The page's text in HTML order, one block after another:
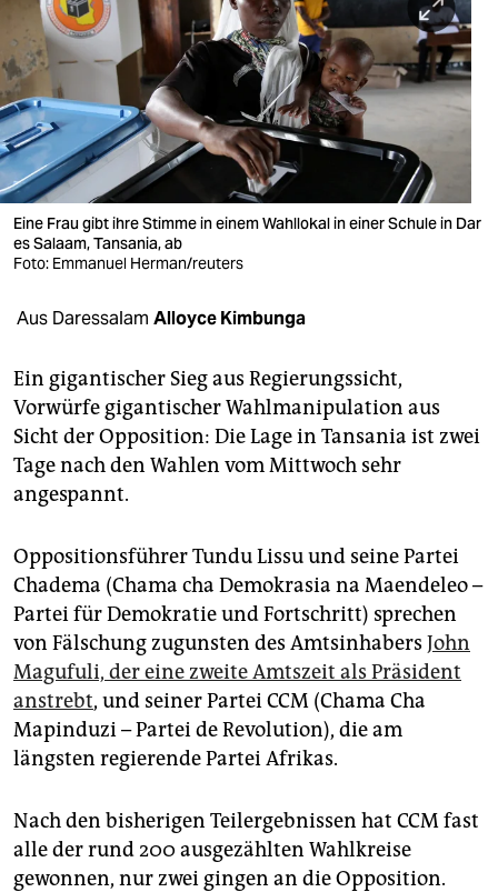
berlin
nord
wahrheit
verlag
verlag
veranstaltungen
unterstützen
abo
genossenschaft
epaper login
Eine Frau gibt ihre Stimme in einem Wahllokal in einer Schule in Dar
es Salaam, Tansania, ab
Foto: Emmanuel Herman/reuters
Aus Daressalam Alloyce Kimbunga
Ein gigantischer Sieg aus Regierungssicht,
Vorwürfe gigantischer Wahlmanipulation aus
Sicht der Opposition: Die Lage in Tansania ist zwei
Tage nach den Wahlen vom Mittwoch sehr
angespannt.
Oppositionsführer Tundu Lissu und seine Partei
Chadema (Chama cha Demokrasia na Maendeleo –
Partei für Demokratie und Fortschritt) sprechen
von Fälschung zugunsten des Amtsinhabers John
Magufuli, der eine zweite Amtszeit als Präsident
anstrebt, und seiner Partei CCM (Chama Cha
Mapinduzi – Partei de Revolution), die am
längsten regierende Partei Afrikas.
Nach den bisherigen Teilergebnissen hat CCM fast
alle der rund 200 ausgezählten Wahlkreise
gewonnen, nur zwei gingen an die Opposition.